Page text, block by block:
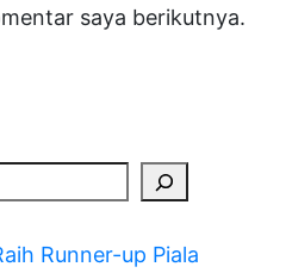
saya berikutnya.
Runner-up Piala